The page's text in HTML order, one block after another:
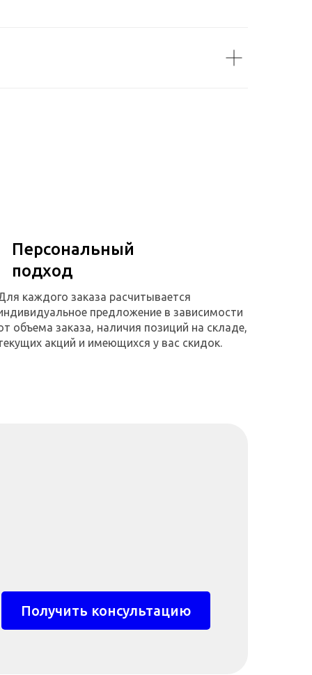
Персональный
подход
каждого заказа расчитывается
предложение в зависимости
объема заказа, наличия позиций на складе,
акций и имеющихся у вас скидок.
Получить консультацию